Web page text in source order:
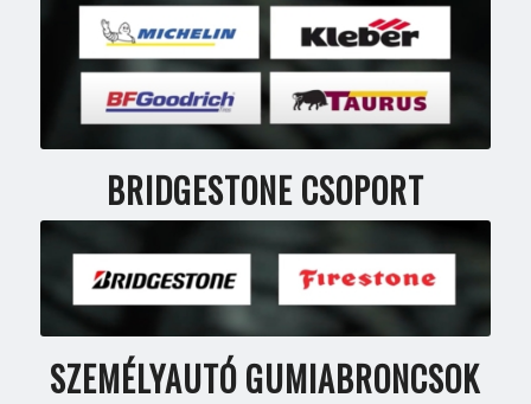
BRIDGESTONE CSOPORT
SZEMÉLYAUTÓ GUMIABRONCSOK